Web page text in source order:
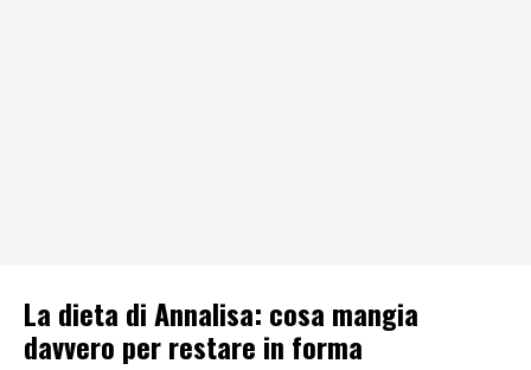
La dieta di Annalisa: cosa mangia
davvero per restare in forma